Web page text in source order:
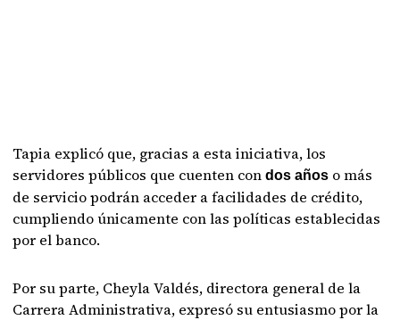
Tapia explicó que, gracias a esta iniciativa, los
servidores públicos que cuenten condos años o más
de servicio podrán acceder a facilidades de crédito,
cumpliendo únicamente con las políticas establecidas
por el banco.
Por su parte, Cheyla Valdés, directora general de la
Carrera Administrativa, expresó su entusiasmo por la